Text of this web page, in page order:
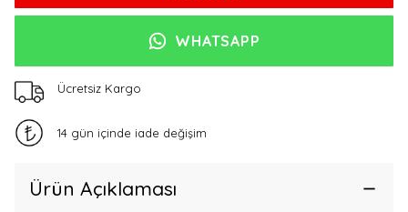
WHATSAPP
Ücretsiz Kargo
14 gün içinde iade değişim
Ürün Açıklaması